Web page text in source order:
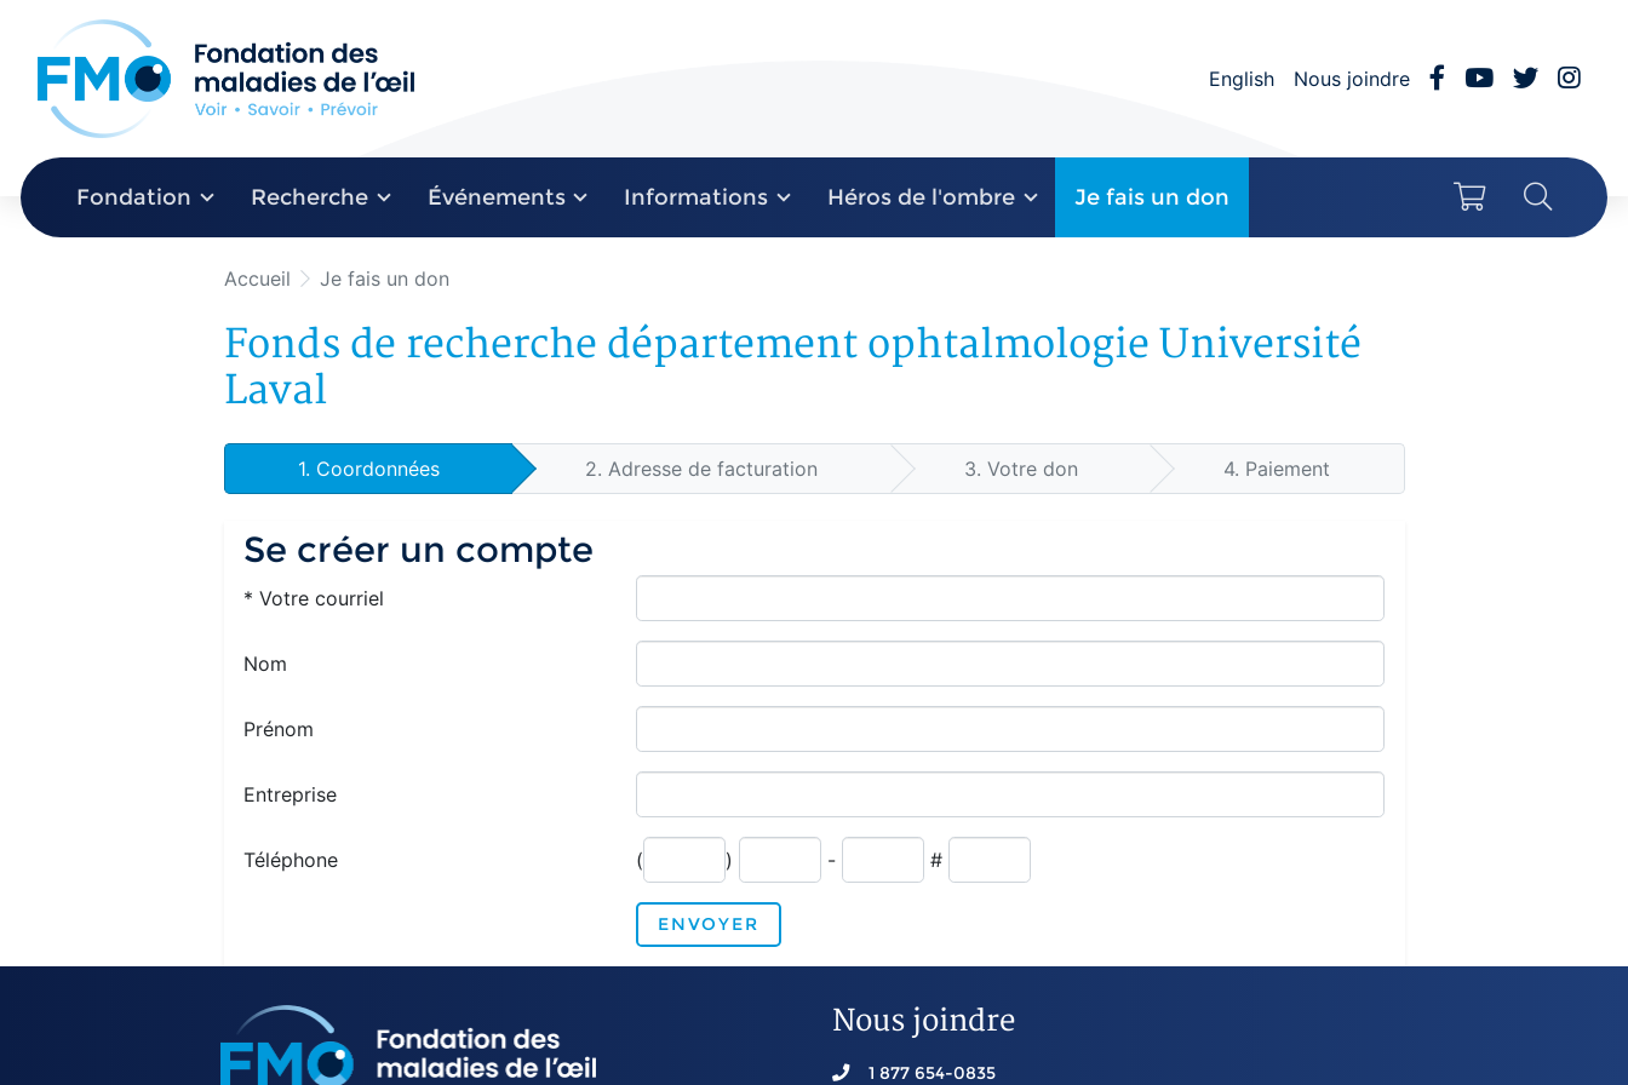
Aller au menu principal
Aller au contenu principal
English Nous joindre Facebook
YouTube
Twitter
Fondation Recherche Événements Informations Héros de l'ombre Je fais un don Mon panier
Accueil Je fais un don
Fonds de recherche département ophtalmologie Université
Laval
1. Coordonnées 2.Adresse de facturation 3. Votre don 4. Paiement
Se créer un compte
* Votre courriel
Nom
Prénom
Entreprise
Téléphone ( ) - #
ENVOYER
Nous joindre
1 877 654-0835